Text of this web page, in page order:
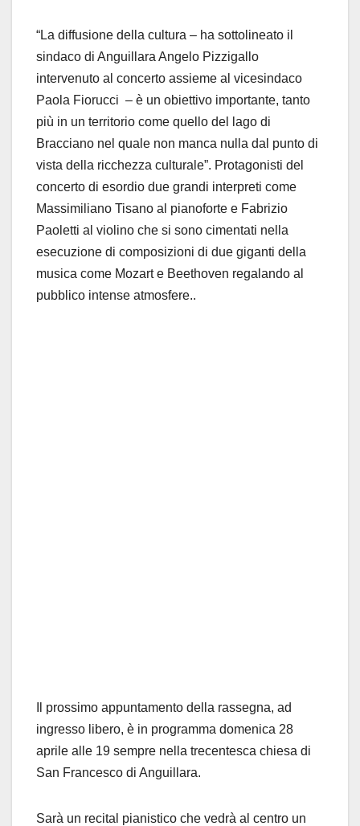
“La diffusione della cultura – ha sottolineato il
sindaco di Anguillara Angelo Pizzigallo
intervenuto al concerto assieme al vicesindaco
Paola Fiorucci – è un obiettivo importante, tanto
più in un territorio come quello del lago di
Bracciano nel quale non manca nulla dal punto di
vista della ricchezza culturale”. Protagonisti del
concerto di esordio due grandi interpreti come
Massimiliano Tisano al pianoforte e Fabrizio
Paoletti al violino che si sono cimentati nella
esecuzione di composizioni di due giganti della
musica come Mozart e Beethoven regalando al
pubblico intense atmosfere..
Il prossimo appuntamento della rassegna, ad
ingresso libero, è in programma domenica 28
aprile alle 19 sempre nella trecentesca chiesa di
San Francesco di Anguillara.
Sarà un recital pianistico che vedrà al centro un